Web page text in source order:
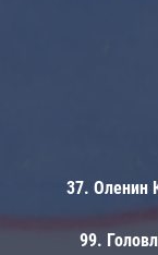
37. Оленин
99.